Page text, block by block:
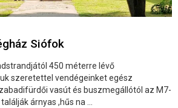
Siófok
450 méterre lévő
szeretettel vendégeinket egész
vasút és buszmegállótól az M7-
árnyas ,hűs na ...